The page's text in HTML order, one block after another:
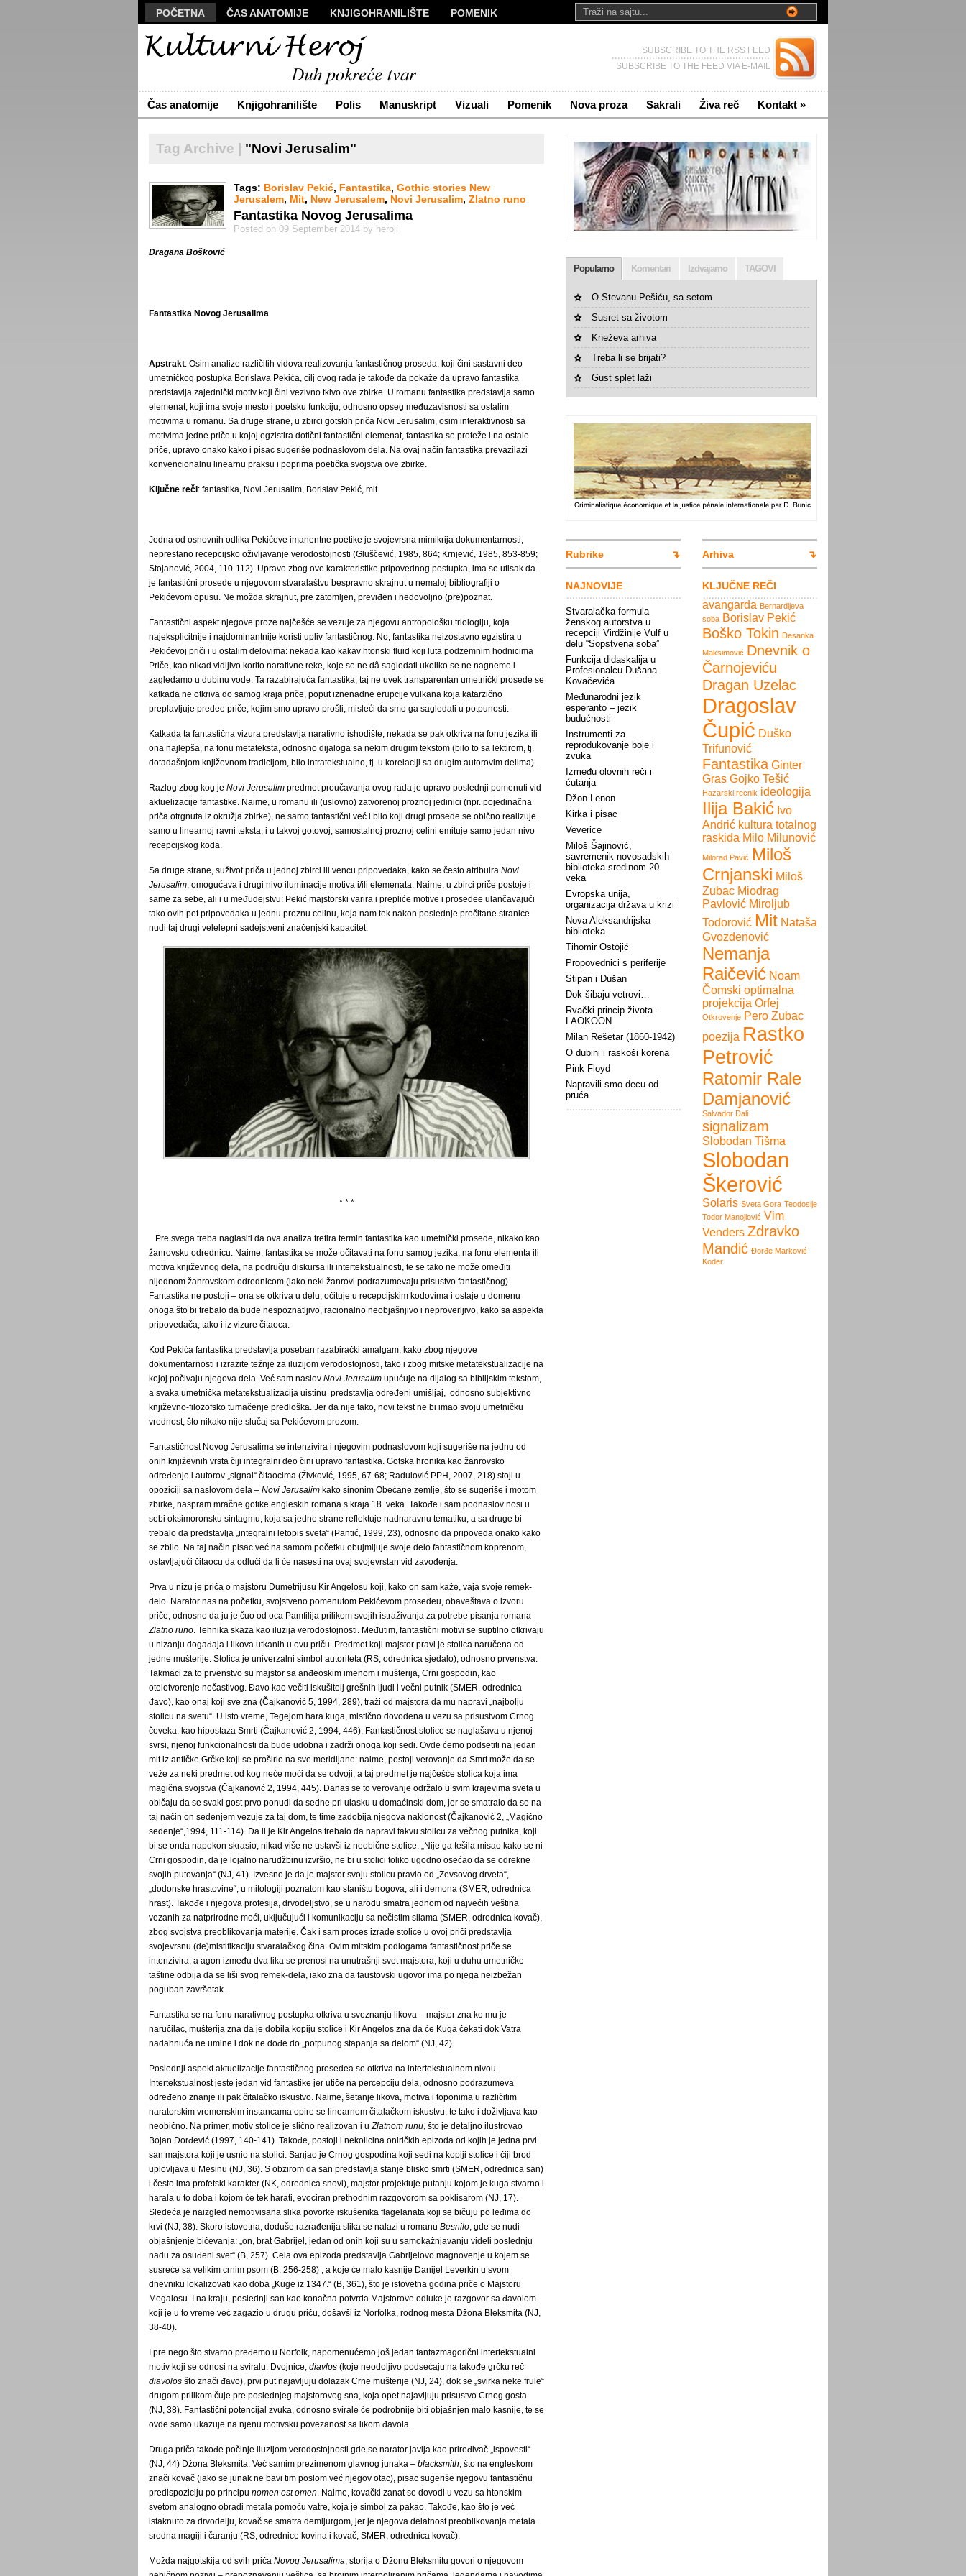
POČETNA ČAS ANATOMIJE KNJIGOHRANILIŠTE
POMENIK
MANUSKRIPT
VIZUALI
ARHIVA
O NAMA ŽIVA REČ KONTAKT
SUBSCRIBE TO THE RSS FEED
SUBSCRIBE TO THE FEED VIA E-MAIL
Čas anatomije Knjigohranilište Polis Manuskript Vizuali Pomenik Nova proza Sakrali Živa reč Kontakt »
Tag Archive | "Novi Jerusalim"
Tags: Borislav Pekić, Fantastika, Gothic stories New
Jerusalem, Mit, New Jerusalem, Novi Jerusalim, Zlatno runo
Fantastika Novog Jerusalima
Posted on 09 September 2014 by heroji
Dragana Bošković
Fantastika Novog Jerusalima
Apstrakt: Osim analize različitih vidova realizovanja fantastičnog proseda, koji čini sastavni deo
umetničkog postupka Borislava Pekića, cilj ovog rada je takođe da pokaže da upravo fantastika
predstavlja zajednički motiv koji čini vezivno tkivo ove zbirke. U romanu fantastika predstavlja samo
elemenat, koji ima svoje mesto i poetsku funkciju, odnosno opseg međuzavisnosti sa ostalim
motivima u romanu. Sa druge strane, u zbirci gotskih priča Novi Jerusalim, osim interaktivnosti sa
motivima jedne priče u kojoj egzistira dotični fantastični elemenat, fantastika se proteže i na ostale
priče, upravo onako kako i pisac sugeriše podnaslovom dela. Na ovaj način fantastika prevazilazi
konvencionalnu linearnu praksu i poprima poetička svojstva ove zbirke.
Ključne reči: fantastika, Novi Jerusalim, Borislav Pekić, mit.
Jedna od osnovnih odlika Pekićeve imanentne poetike je svojevrsna mimikrija dokumentarnosti,
neprestano recepcijsko oživljavanje verodostojnosti (Gluščević, 1985, 864; Krnjević, 1985, 853-859;
Stojanović, 2004, 110-112). Upravo zbog ove karakteristike pripovednog postupka, ima se utisak da
je fantastični prosede u njegovom stvaralaštvu bespravno skrajnut u nemaloj bibliografiji o
Pekićevom opusu. Ne možda skrajnut, pre zatomljen, previđen i nedovoljno (pre)poznat.
Fantastični aspekt njegove proze najčešće se vezuje za njegovu antropološku triologiju, koja
najeksplicitnije i najdominantnije koristi upliv fantastičnog. No, fantastika neizostavno egzistira u
Pekićevoj priči i u ostalim delovima: nekada kao kakav htonski fluid koji luta podzemnim hodnicima
Priče, kao nikad vidljivo korito narativne reke, koje se ne dâ sagledati ukoliko se ne nagnemo i
zagledamo u dubinu vode. Ta razabirajuća fantastika, taj ne uvek transparentan umetnički prosede se
katkada ne otkriva do samog kraja priče, poput iznenadne erupcije vulkana koja katarzično
preplavljuje predeo priče, kojim smo upravo prošli, misleći da smo ga sagledali u potpunosti.
Katkada ta fantastična vizura predstavlja narativno ishodište; nekada se pak otkriva na fonu jezika ili
ona najlepša, na fonu metateksta, odnosno dijaloga sa nekim drugim tekstom (bilo to sa lektirom, tj.
dotadašnjom književnom tradicijom, bilo intratekstualno, tj. u korelaciji sa drugim autorovim delima).
Razlog zbog kog je Novi Jerusalim predmet proučavanja ovog rada je upravo poslednji pomenuti vid
aktuelizacije fantastike. Naime, u romanu ili (uslovno) zatvorenoj proznoj jedinici (npr. pojedinačna
priča otrgnuta iz okružja zbirke), ne samo fantastični već i bilo koji drugi prosede se obično realizuje
samo u linearnoj ravni teksta, i u takvoj gotovoj, samostalnoj proznoj celini emituje samo jedan nivo
recepcijskog koda.
Sa druge strane, suživot priča u jednoj zbirci ili vencu pripovedaka, kako se često atribuira Novi
Jerusalim, omogućava i drugi nivo iluminacije motiva i/ili elemenata. Naime, u zbirci priče postoje i
same za sebe, ali i u međudejstvu: Pekić majstorski varira i prepliće motive i prosedee ulančavajući
tako ovih pet pripovedaka u jednu proznu celinu, koja nam tek nakon poslednje pročitane stranice
nudi taj drugi velelepni sadejstveni značenjski kapacitet.
* * *
Pre svega treba naglasiti da ova analiza tretira termin fantastika kao umetnički prosede, nikako kao
žanrovsku odrednicu. Naime, fantastika se može očitavati na fonu samog jezika, na fonu elementa ili
motiva književnog dela, na području diskursa ili intertekstualnosti, te se tako ne može omeđiti
nijednom žanrovskom odrednicom (iako neki žanrovi podrazumevaju prisustvo fantastičnog).
Fantastika ne postoji – ona se otkriva u delu, očituje u recepcijskim kodovima i ostaje u domenu
onoga što bi trebalo da bude nespoznatljivo, racionalno neobjašnjivo i neproverljivo, kako sa aspekta
pripovedača, tako i iz vizure čitaoca.
Kod Pekića fantastika predstavlja poseban razabirački amalgam, kako zbog njegove
dokumentarnosti i izrazite težnje za iluzijom verodostojnosti, tako i zbog mitske metatekstualizacije na
kojoj počivaju njegova dela. Već sam naslov Novi Jerusalim upućuje na dijalog sa biblijskim tekstom,
a svaka umetnička metatekstualizacija uistinu predstavlja određeni umišljaj, odnosno subjektivno
književno-filozofsko tumačenje predloška. Jer da nije tako, novi tekst ne bi imao svoju umetničku
vrednost, što nikako nije slučaj sa Pekićevom prozom.
Fantastičnost Novog Jerusalima se intenzivira i njegovim podnaslovom koji sugeriše na jednu od
onih književnih vrsta čiji integralni deo čini upravo fantastika. Gotska hronika kao žanrovsko
određenje i autorov „signal“ čitaocima (Živković, 1995, 67-68; Radulović PPH, 2007, 218) stoji u
opoziciji sa naslovom dela – Novi Jerusalim kako sinonim Obećane zemlje, što se sugeriše i motom
zbirke, naspram mračne gotike engleskih romana s kraja 18. veka. Takođe i sam podnaslov nosi u
sebi oksimoronsku sintagmu, koja sa jedne strane reflektuje nadnaravnu tematiku, a sa druge bi
trebalo da predstavlja „integralni letopis sveta“ (Pantić, 1999, 23), odnosno da pripoveda onako kako
se zbilo. Na taj način pisac već na samom početku obujmljuje svoje delo fantastičnom koprenom,
ostavljajući čitaocu da odluči da li će nasesti na ovaj svojevrstan vid zavođenja.
Prva u nizu je priča o majstoru Dumetrijusu Kir Angelosu koji, kako on sam kaže, vaja svoje remek-
delo. Narator nas na početku, svojstveno pomenutom Pekićevom prosedeu, obaveštava o izvoru
priče, odnosno da ju je čuo od oca Pamfilija prilikom svojih istraživanja za potrebe pisanja romana
Zlatno runo. Tehnika skaza kao iluzija verodostojnosti. Međutim, fantastični motivi se suptilno otkrivaju
u nizanju događaja i likova utkanih u ovu priču. Predmet koji majstor pravi je stolica naručena od
jedne mušterije. Stolica je univerzalni simbol autoriteta (RS, odrednica sjedalo), odnosno prvenstva.
Takmaci za to prvenstvo su majstor sa anđeoskim imenom i mušterija, Crni gospodin, kao
otelotvorenje nečastivog. Đavo kao večiti iskušitelj grešnih ljudi i večni putnik (SMER, odrednica
đavo), kao onaj koji sve zna (Čajkanović 5, 1994, 289), traži od majstora da mu napravi „najbolju
stolicu na svetu“. U isto vreme, Tegejom hara kuga, mistično dovodena u vezu sa prisustvom Crnog
čoveka, kao hipostaza Smrti (Čajkanović 2, 1994, 446). Fantastičnost stolice se naglašava u njenoj
svrsi, njenoj funkcionalnosti da bude udobna i zadrži onoga koji sedi. Ovde ćemo podsetiti na jedan
mit iz antičke Grčke koji se proširio na sve meridijane: naime, postoji verovanje da Smrt može da se
veže za neki predmet od kog neće moći da se odvoji, a taj predmet je najčešće stolica koja ima
magična svojstva (Čajkanović 2, 1994, 445). Danas se to verovanje održalo u svim krajevima sveta u
običaju da se svaki gost prvo ponudi da sedne pri ulasku u domaćinski dom, jer se smatralo da se na
taj način on sedenjem vezuje za taj dom, te time zadobija njegova naklonost (Čajkanović 2, „Magično
sedenje“,1994, 111-114). Da li je Kir Angelos trebalo da napravi takvu stolicu za večnog putnika, koji
bi se onda napokon skrasio, nikad više ne ustavši iz neobične stolice: „Nije ga tešila misao kako se ni
Crni gospodin, da je lojalno narudžbinu izvršio, ne bi u stolici toliko ugodno osećao da se odrekne
svojih putovanja“ (NJ, 41). Izvesno je da je majstor svoju stolicu pravio od „Zevsovog drveta“,
„dodonske hrastovine“, u mitologiji poznatom kao staništu bogova, ali i demona (SMER, odrednica
hrast). Takođe i njegova profesija, drvodeljstvo, se u narodu smatra jednom od najvećih veština
vezanih za natprirodne moći, uključujući i komunikaciju sa nečistim silama (SMER, odrednica kovač),
zbog svojstva preoblikovanja materije. Čak i sam proces izrade stolice u ovoj priči predstavlja
svojevrsnu (de)mistifikaciju stvaralačkog čina. Ovim mitskim podlogama fantastičnost priče se
intenzivira, a agon između dva lika se prenosi na unutrašnji svet majstora, koji u duhu umetničke
taštine odbija da se liši svog remek-dela, iako zna da faustovski ugovor ima po njega neizbežan
poguban završetak.
Fantastika se na fonu narativnog postupka otkriva u sveznanju likova – majstor zna ko mu je
naručilac, mušterija zna da je dobila kopiju stolice i Kir Angelos zna da će Kuga čekati dok Vatra
nadahnuća ne umine i dok ne dođe do „potpunog stapanja sa delom“ (NJ, 42).
Poslednji aspekt aktuelizacije fantastičnog prosedea se otkriva na intertekstualnom nivou.
Intertekstualnost jeste jedan vid fantastike jer utiče na percepciju dela, odnosno podrazumeva
određeno znanje ili pak čitalačko iskustvo. Naime, šetanje likova, motiva i toponima u različitim
naratorskim vremenskim instancama opire se linearnom čitalačkom iskustvu, te tako i doživljava kao
neobično. Na primer, motiv stolice je slično realizovan i uZlatnom runu, što je detaljno ilustrovao
Bojan Đorđević (1997, 140-141). Takođe, postoji i nekolicina oniričkih epizoda od kojih je jedna prvi
san majstora koji je usnio na stolici. Sanjao je Crnog gospodina koji sedi na kopiji stolice i čiji brod
uplovljava u Mesinu (NJ, 36). S obzirom da san predstavlja stanje blisko smrti (SMER, odrednica san)
i često ima profetski karakter (NK, odrednica snovi), majstor projektuje putanju kojom je kuga stvarno i
harala u to doba i kojom će tek harati, evociran prethodnim razgovorom sa poklisarom (NJ, 17).
Sledeća je naizgled nemotivisana slika povorke iskušenika flagelanata koji se bičuju po leđima do
krvi (NJ, 38). Skoro istovetna, doduše razrađenija slika se nalazi u romanu Besnilo, gde se nudi
objašnjenje bičevanja: „on, brat Gabrijel, jedan od onih koji su u samokažnjavanju videli poslednju
nadu za osuđeni svet“ (B, 257). Cela ova epizoda predstavlja Gabrijelovo magnovenje u kojem se
susreće sa velikim crnim psom (B, 256-258) , a koje će malo kasnije Danijel Leverkin u svom
dnevniku lokalizovati kao doba „Kuge iz 1347.“ (B, 361), što je istovetna godina priče o Majstoru
Megalosu. I na kraju, poslednji san kao konačna potvrda Majstorove odluke je razgovor sa đavolom
koji je u to vreme već zagazio u drugu priču, došavši iz Norfolka, rodnog mesta Džona Bleksmita (NJ,
38-40).
I pre nego što stvarno pređemo u Norfolk, napomenućemo još jedan fantazmagorični intertekstualni
motiv koji se odnosi na sviralu. Dvojnice, diavlos (koje neodoljivo podsećaju na takođe grčku reč
diavolos što znači đavo), prvi put najavljuju dolazak Crne mušterije (NJ, 24), dok se „svirka neke frule“
drugom prilikom čuje pre poslednjeg majstorovog sna, koja opet najavljuju prisustvo Crnog gosta
(NJ, 38). Fantastični potencijal zvuka, odnosno svirale će podrobnije biti objašnjen malo kasnije, te se
ovde samo ukazuje na njenu motivsku povezanost sa likom đavola.
Druga priča takođe počinje iluzijom verodostojnosti gde se narator javlja kao priređivač „ispovesti“
(NJ, 44) Džona Bleksmita. Već samim prezimenom glavnog junaka – blacksmith, što na engleskom
znači kovač (iako se junak ne bavi tim poslom već njegov otac), pisac sugeriše njegovu fantastičnu
predispoziciju po principu nomen est omen. Naime, kovački zanat se dovodi u vezu sa htonskim
svetom analogno obradi metala pomoću vatre, koja je simbol za pakao. Takođe, kao što je već
istaknuto za drvodelju, kovač se smatra demijurgom, jer je njegova delatnost preoblikovanja metala
srodna magiji i čaranju (RS, odrednice kovina i kovač; SMER, odrednica kovač).
Možda najgotskija od svih priča Novog Jerusalima, storija o Džonu Bleksmitu govori o njegovom
Popularno Komentari Izdvajamo TAGOVI
O Stevanu Pešiću, sa setom
Susret sa životom
Kneževa arhiva
Treba li se brijati?
Gust splet laži
Rubrike
NAJNOVIJE
Stvaralačka formula
ženskog autorstva u
recepciji Virdžinije Vulf u
delu “Sopstvena soba”
Funkcija didaskalija u
Profesionalcu Dušana
Kovačevića
Međunarodni jezik
esperanto – jezik
budućnosti
Instrumenti za
reprodukovanje boje i
zvuka
Između olovnih reči i
ćutanja
Džon Lenon
Kirka i pisac
Veverice
Miloš Šajinović,
savremenik novosadskih
biblioteka sredinom 20.
veka
Evropska unija,
organizacija država u krizi
Nova Aleksandrijska
biblioteka
Tihomir Ostojić
Propovednici s periferije
Stipan i Dušan
Dok šibaju vetrovi…
Rvački princip života –
LAOKOON
Milan Rešetar (1860-1942)
O dubini i raskoši korena
Pink Floyd
Napravili smo decu od
pruća
Arhiva
KLJUČNE REČI
avangarda Bernardijeva
soba Borislav Pekić
Boško Tokin Desanka
Maksimović Dnevnik o
Čarnojeviću
Dragan Uzelac
Dragoslav
Čupić Duško
Trifunović
Fantastika Ginter
Gras Gojko Tešić
Hazarski recnik ideologija
Ilija Bakić Ivo
Andrić kultura totalnog
raskida Milo Milunović
Milorad Pavić Miloš
Crnjanski Miloš
Zubac Miodrag
Pavlović Miroljub
Todorović Mit Nataša
Gvozdenović
Nemanja
Raičević Noam
Čomski optimalna
projekcija Orfej
Otkrovenje Pero Zubac
poezija Rastko
Petrović
Ratomir Rale
Damjanović
Salvador Dali
signalizam
Slobodan Tišma
Slobodan
Škerović
Solaris Sveta Gora Teodosije
Todor Manojlović Vim
Venders Zdravko
Mandić Đorđe Marković
Koder